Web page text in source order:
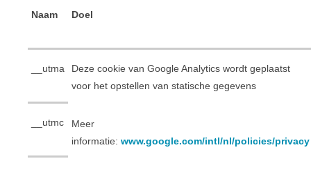
Naam Doel
__utma
Deze cookie van Google Analytics wordt geplaatst
voor het opstellen van statische gegevens
Meer
informatie: www.google.com/intl/nl/policies/privacy
__utmc